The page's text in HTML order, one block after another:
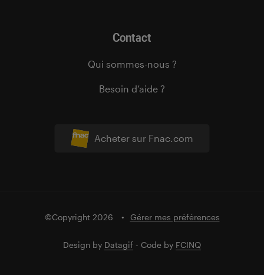
Acheter sur Fnac.com
Contact
Qui sommes-nous ?
Besoin d’aide ?
©Copyright 2026 Gérer mes préférences
Design by Datagif - Code by FCINQ